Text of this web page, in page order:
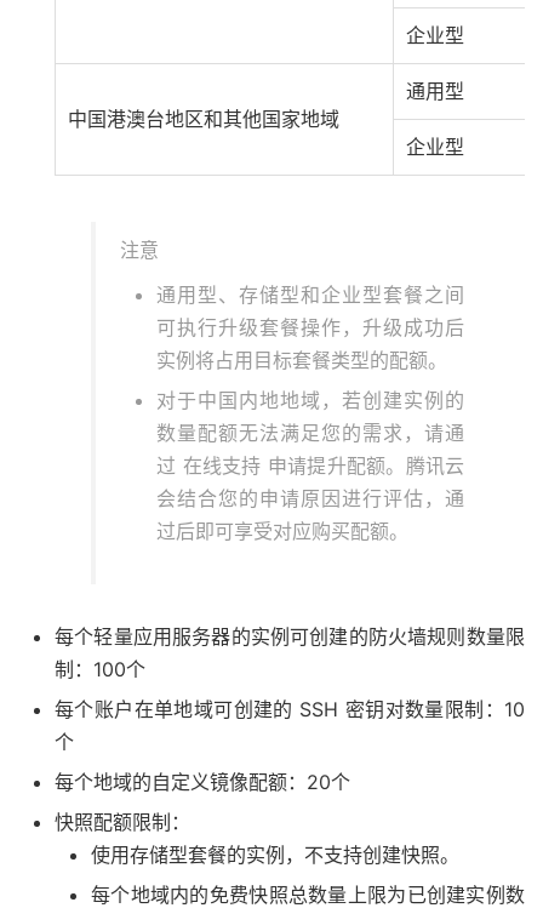
企业型
中国港澳台地区和其他国家地域
通用型
企业型
注意
通用型、存储型和企业型套餐之间
可执行升级套餐操作，升级成功后
实例将占用目标套餐类型的配额。
对于中国内地地域，若创建实例的
数量配额无法满足您的需求，请通
过 在线支持 申请提升配额。腾讯云
会结合您的申请原因进行评估，通
过后即可享受对应购买配额。
每个轻量应用服务器的实例可创建的防火墙规则数量限
制：100个
每个账户在单地域可创建的 SSH 密钥对数量限制：10
个
每个地域的自定义镜像配额：20个
快照配额限制：
使用存储型套餐的实例，不支持创建快照。
每个地域内的免费快照总数量上限为已创建实例数